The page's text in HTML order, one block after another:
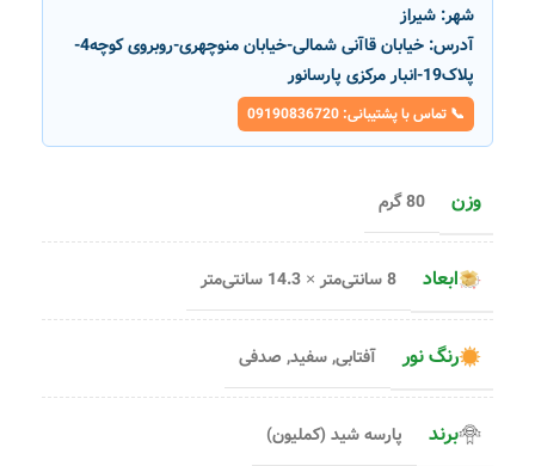
شهر: شیراز
آدرس:
خیابان قاآنی شمالی-خیابان منوچهری-روبروی کوچه4-
پلاک19-انبار مرکزی پارسانور
📞 تماس با پشتیبانی: 09190836720
وزن 80 گرم
ابعاد 8 سانتی‌متر × 14.3 سانتی‌متر
رنگ نور آفتابی,سفید, صدفی
برند پارسه شید (کملیون)